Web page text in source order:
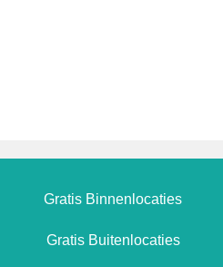
Gratis Binnenlocaties
Gratis Buitenlocaties